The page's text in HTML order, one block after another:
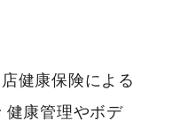
健康保険による
健康管理やボデ